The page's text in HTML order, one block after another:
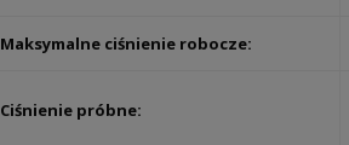
Maksymalne ciśnienie robocze:
Ciśnienie próbne: